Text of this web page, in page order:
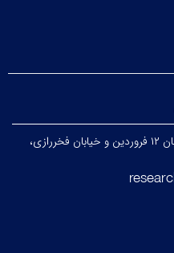
تهران، خیابان انقلاب، بین خیابان ۱۲ فروردین و خیابان فخررازی،